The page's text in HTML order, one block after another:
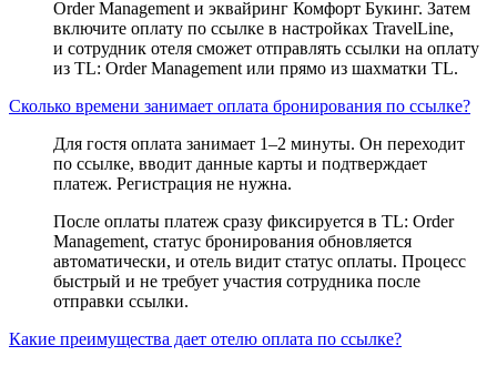
Order Management и эквайринг Комфорт Букинг. Затем
включите оплату по ссылке в настройках TravelLine,
и сотрудник отеля сможет отправлять ссылки на оплату
из TL: Order Management или прямо из шахматки TL.
Сколько времени занимает оплата бронирования по ссылке?
Для гостя оплата занимает 1–2 минуты. Он переходит
по ссылке, вводит данные карты и подтверждает
платеж. Регистрация не нужна.
После оплаты платеж сразу фиксируется в TL: Order
Management, статус бронирования обновляется
автоматически, и отель видит статус оплаты. Процесс
быстрый и не требует участия сотрудника после
отправки ссылки.
Какие преимущества дает отелю оплата по ссылке?